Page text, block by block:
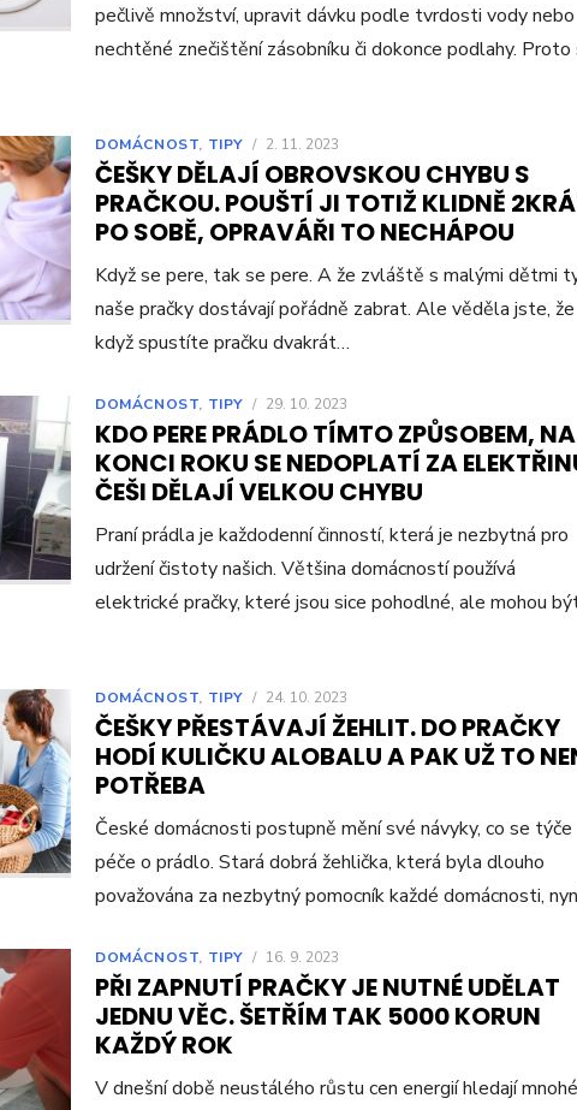
pečlivě množství, upravit dávku podle tvrdosti vody nebo
nechtěné znečištění zásobníku či dokonce podlahy. Proto
DOMÁCNOST, TIPY / 2. 11. 2023
ČEŠKY DĚLAJÍ OBROVSKOU CHYBU S
PRAČKOU. POUŠTÍ JI TOTIŽ KLIDNĚ
PO SOBĚ, OPRAVÁŘI TO NECHÁPOU
Když se pere, tak se pere. A že zvláště s malými dětmi
naše pračky dostávají pořádně zabrat. Ale věděla jste, že
když spustíte pračku dvakrát…
DOMÁCNOST, TIPY / 29. 10. 2023
KDO PERE PRÁDLO TÍMTO ZPŮSOBEM, NA
KONCI ROKU SE NEDOPLATÍ ZA
ČEŠI DĚLAJÍ VELKOU CHYBU
Praní prádla je každodenní činností, která je nezbytná pro
udržení čistoty našich. Většina domácností používá
elektrické pračky, které jsou sice pohodlné, ale mohou
DOMÁCNOST, TIPY / 24. 10. 2023
ČEŠKY PŘESTÁVAJÍ ŽEHLIT. DO PRAČKY
HODÍ KULIČKU ALOBALU A PAK UŽ TO
POTŘEBA
České domácnosti postupně mění své návyky, co se týče
péče o prádlo. Stará dobrá žehlička, která byla dlouho
považována za nezbytný pomocník každé domácnosti,
DOMÁCNOST, TIPY / 16. 9. 2023
PŘI ZAPNUTÍ PRAČKY JE NUTNÉ UDĚLAT
JEDNU VĚC. ŠETŘÍM TAK 5000 KORUN
KAŽDÝ ROK
V dnešní době neustálého růstu cen energií hledají mnohé